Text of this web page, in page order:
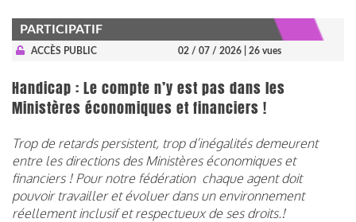
PARTICIPATIF
ACCÈS PUBLIC 02 / 07 / 2026 | 26 vues
Handicap : Le compte n’y est pas dans les
Ministères économiques et financiers !
Trop de retards persistent, trop d’inégalités demeurent
entre les directions des Ministères économiques et
financiers ! Pour notre fédération chaque agent doit
pouvoir travailler et évoluer dans un environnement
réellement inclusif et respectueux de ses droits.!